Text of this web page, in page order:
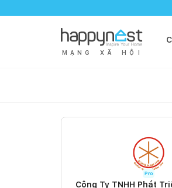
M Ạ N G X Ã H Ộ I
Công Ty TNHH Phát